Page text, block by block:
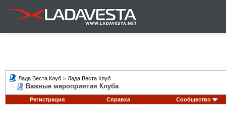
Лада Веста Клуб > Лада Веста Клуб
Важные мероприятия Клуба
Регистрация Справка Сообщество